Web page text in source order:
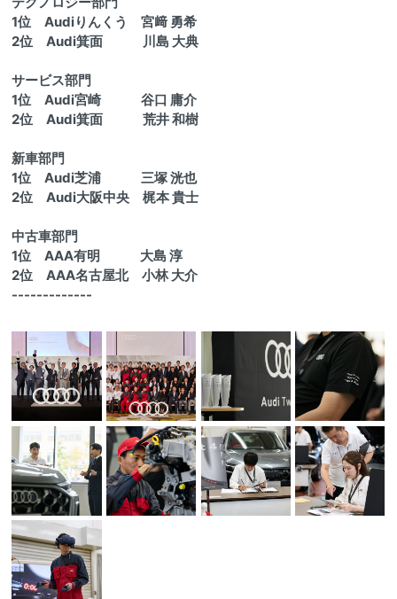
1位 Audiりんくう 宮﨑 勇希
2位 Audi箕面 川島 大典
サービス部門
1位 Audi宮崎 谷口 庸介
2位 Audi箕面 荒井 和樹
新車部門
1位 Audi芝浦 三塚 洸也
2位 Audi大阪中央 梶本 貴士
中古車部門
1位 AAA有明 大島 淳
2位 AAA名古屋北 小林 大介
-------------